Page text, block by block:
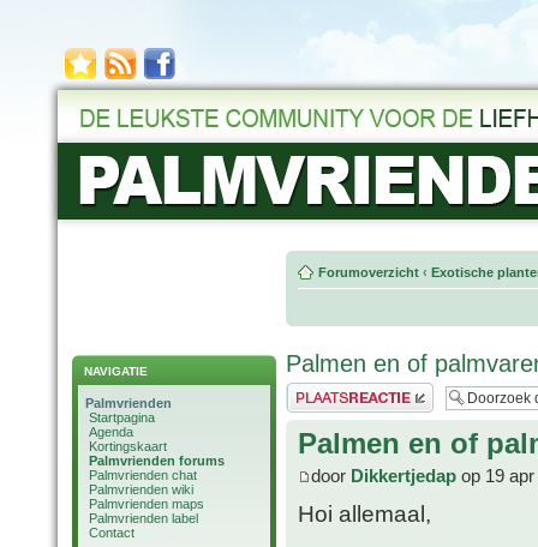
NAVIGATIE
Palmvrienden
Startpagina
Agenda
Kortingskaart
Palmvrienden forums
Palmvrienden chat
Palmvrienden wiki
Palmvrienden maps
Palmvrienden label
Contact
Forumoverzicht ‹ Exotische
Palmen en of
Plaats een reactie
Palmen en of
door Dikkertjedap op 19
Hoi allemaal,